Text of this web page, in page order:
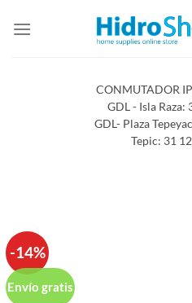
CONMUTADOR
GDL - Isla Raza:
GDL- Plaza
Tepic: 31
-14%
Envío gratis